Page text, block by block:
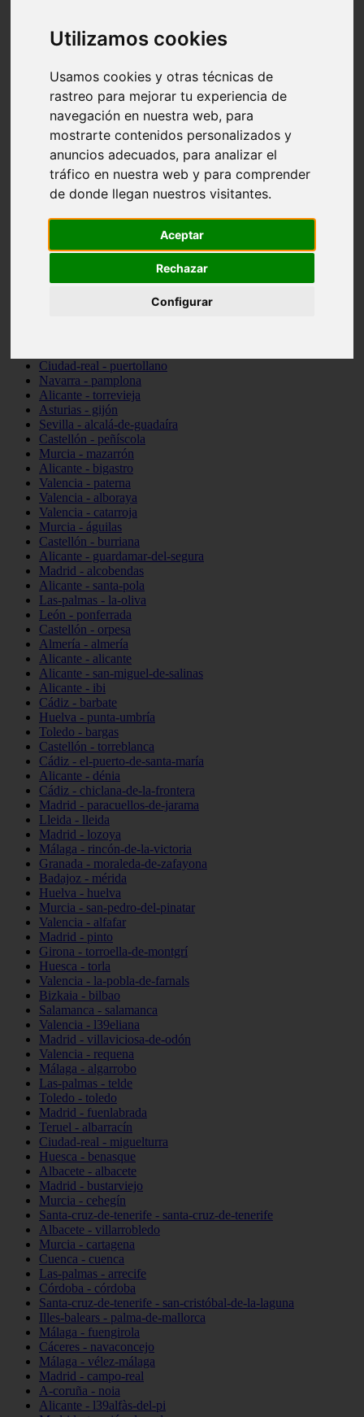
Utilizamos cookies
Usamos cookies y otras técnicas de
rastreo para mejorar tu experiencia de
navegación en nuestra web, para
mostrarte contenidos personalizados y
anuncios adecuados, para analizar el
tráfico en nuestra web y para comprender
de donde llegan nuestros visitantes.
Aceptar
Rechazar
Configurar
Valencia - chiva
Murcia - calasparra
Valencia - sagunt
Asturias - ribadesella
Castellón - benicàssim
Alicante - el-campello
Cádiz - rota
Madrid - las-rozas-de-madrid
Ciudad-real - ciudad-real
Madrid - tres-cantos
Las-palmas - yaiza
Alicante - elx
Ciudad-real - puertollano
Navarra - pamplona
Alicante - torrevieja
Asturias - gijón
Sevilla - alcalá-de-guadaíra
Castellón - peñíscola
Murcia - mazarrón
Alicante - bigastro
Valencia - paterna
Valencia - alboraya
Valencia - catarroja
Murcia - águilas
Castellón - burriana
Alicante - guardamar-del-segura
Madrid - alcobendas
Alicante - santa-pola
Las-palmas - la-oliva
León - ponferrada
Castellón - orpesa
Almería - almería
Alicante - alicante
Alicante - san-miguel-de-salinas
Alicante - ibi
Cádiz - barbate
Huelva - punta-umbría
Toledo - bargas
Castellón - torreblanca
Cádiz - el-puerto-de-santa-maría
Alicante - dénia
Cádiz - chiclana-de-la-frontera
Madrid - paracuellos-de-jarama
Lleida - lleida
Madrid - lozoya
Málaga - rincón-de-la-victoria
Granada - moraleda-de-zafayona
Badajoz - mérida
Huelva - huelva
Murcia - san-pedro-del-pinatar
Valencia - alfafar
Madrid - pinto
Girona - torroella-de-montgrí
Huesca - torla
Valencia - la-pobla-de-farnals
Bizkaia - bilbao
Salamanca - salamanca
Valencia - l39eliana
Madrid - villaviciosa-de-odón
Valencia - requena
Málaga - algarrobo
Las-palmas - telde
Toledo - toledo
Madrid - fuenlabrada
Teruel - albarracín
Ciudad-real - miguelturra
Huesca - benasque
Albacete - albacete
Madrid - bustarviejo
Murcia - cehegín
Santa-cruz-de-tenerife - santa-cruz-de-tenerife
Albacete - villarrobledo
Murcia - cartagena
Cuenca - cuenca
Las-palmas - arrecife
Córdoba - córdoba
Santa-cruz-de-tenerife - san-cristóbal-de-la-laguna
Illes-balears - palma-de-mallorca
Málaga - fuengirola
Cáceres - navaconcejo
Málaga - vélez-málaga
Madrid - campo-real
A-coruña - noia
Alicante - l39alfàs-del-pi